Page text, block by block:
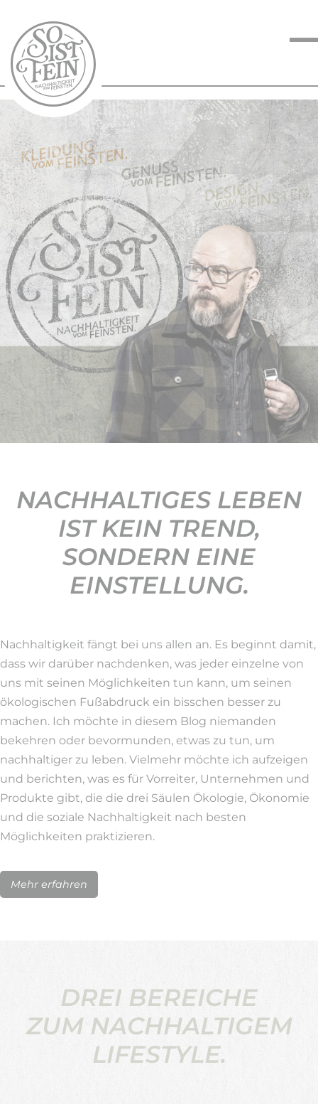
NACHHALTIGKEIT
VOM FEINSTEN
KOCHEN VOM
FEINSTEN
BLOG
KONTAKT
NACHHALTIGES LEBEN
IST KEIN TREND,
SONDERN EINE
EINSTELLUNG.
Nachhaltigkeit fängt bei uns allen an. Es beginnt damit,
dass wir darüber nachdenken, was jeder einzelne von
uns mit seinen Möglichkeiten tun kann, um seinen
ökologischen Fußabdruck ein bisschen besser zu
machen. Ich möchte in diesem Blog niemanden
bekehren oder bevormunden, etwas zu tun, um
nachhaltiger zu leben. Vielmehr möchte ich aufzeigen
und berichten, was es für Vorreiter, Unternehmen und
Produkte gibt, die die drei Säulen Ökologie, Ökonomie
und die soziale Nachhaltigkeit nach besten
Möglichkeiten praktizieren.
Mehr erfahren
DREI BEREICHE
ZUM NACHHALTIGEM
LIFESTYLE.